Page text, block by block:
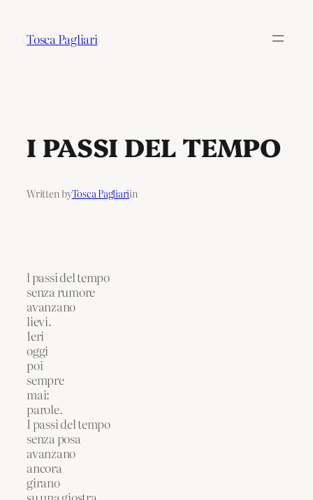
Tosca Pagliari
I PASSI DEL TEMPO
Written byTosca Pagliariin
l passi del tempo
senza rumore
avanzano
lievi.
Ieri
oggi
poi
sempre
mai:
parole.
I passi del tempo
senza posa
avanzano
ancora
girano